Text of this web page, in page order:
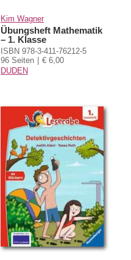
Kim Wagner
Übungsheft Mathematik
– 1. Klasse
ISBN 978-3-411-76212-5
96 Seiten
€ 6,00
DUDEN